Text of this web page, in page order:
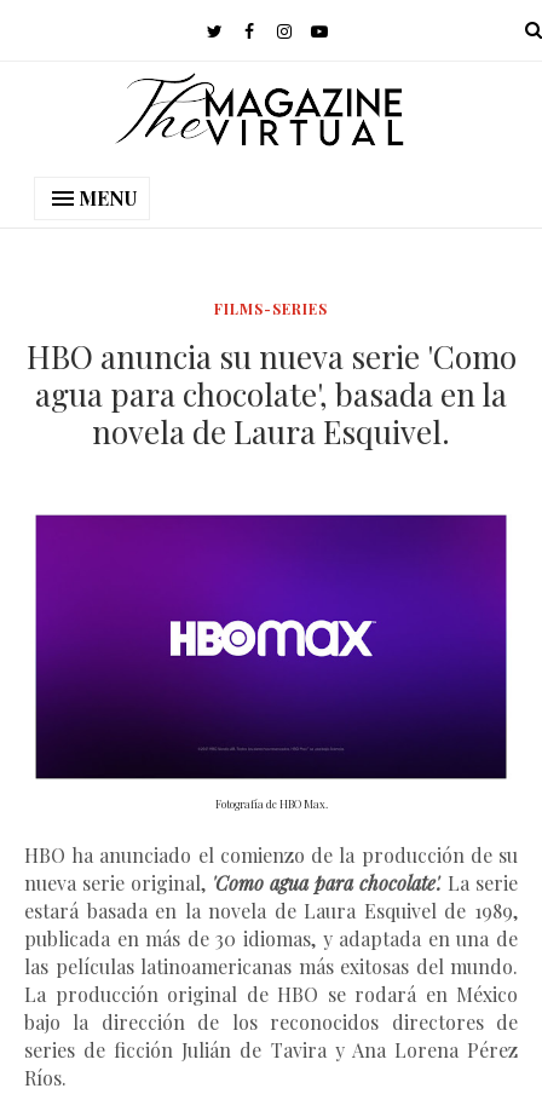
MENU
FILMS-SERIES
HBO anuncia su nueva serie 'Como
agua para chocolate', basada en la
novela de Laura Esquivel.
Fotografía de HBO Max.
HBO ha anunciado el comienzo de la producción de su
nueva serie original, 'Como agua para chocolate'. La serie
estará basada en la novela de Laura Esquivel de 1989,
publicada en más de 30 idiomas, y adaptada en una de
las películas latinoamericanas más exitosas del mundo.
La producción original de HBO se rodará en México
bajo la dirección de los reconocidos directores de
series de ficción Julián de Tavira y Ana Lorena Pérez
Ríos.